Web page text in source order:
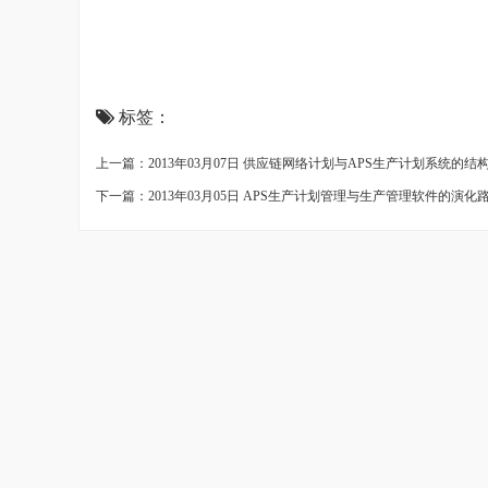
标签：
上一篇：2013年03月07日 供应链网络计划与APS生产计划系统的结
下一篇：2013年03月05日 APS生产计划管理与生产管理软件的演化